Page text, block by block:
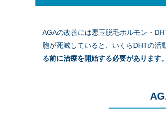
DHT（ジヒドロテストステロン）とい
は男性ホルモンのテストステロンが5α
テロンの分泌量が多い場合は、薄毛を引
AGAの改善には悪玉脱毛ホルモン・
胞が死滅していると、いくらDHTの活
る前に治療を開始する必要があります。